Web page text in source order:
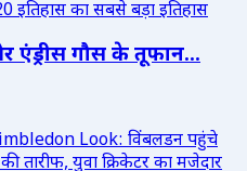
एंड्रीस गौस के तूफान...